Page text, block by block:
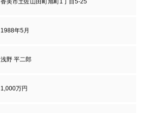
1988年5月
浅野 平二郎
1,000万円